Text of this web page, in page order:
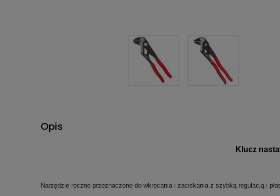
Opis
Klucz
Narzędzie ręczne przeznaczone do wkręcania i zaciskania z szybką regulacją i